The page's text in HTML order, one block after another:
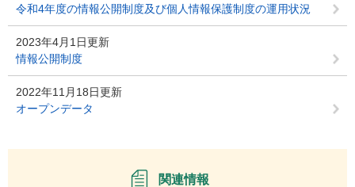
令和4年度の情報公開制度及び個人情報保護制度の運用状況
2023年4月1日更新
情報公開制度
2022年11月18日更新
オープンデータ
関連情報